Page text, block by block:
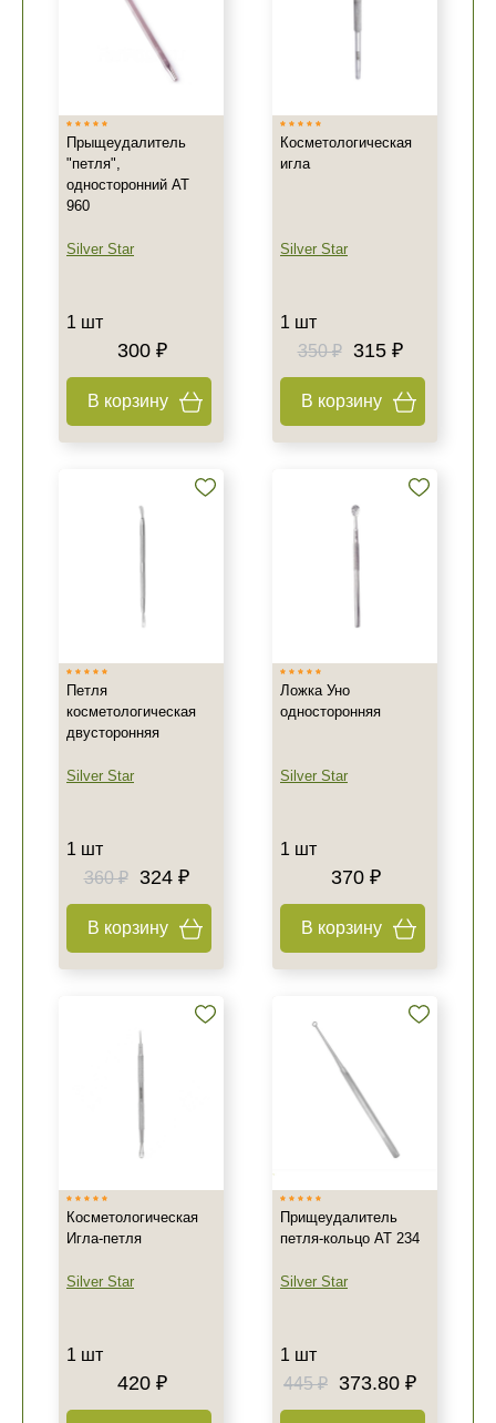
Прыщеудалитель
"петля",
односторонний AT
960
Silver Star
1 шт
300 ₽
В корзину
Косметологическая
игла
Silver Star
1 шт
350 ₽
315 ₽
В корзину
Петля
косметологическая
двусторонняя
Silver Star
1 шт
360 ₽
324 ₽
В корзину
Ложка Уно
односторонняя
Silver Star
1 шт
370 ₽
В корзину
Косметологическая
Игла-петля
Silver Star
1 шт
420 ₽
Прищеудалитель
петля-кольцо AT 234
Silver Star
1 шт
445 ₽
373.80 ₽